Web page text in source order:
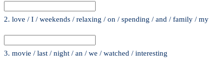
2. love / I / weekends / relaxing / on / spending / and / family / my
3. movie / last / night / an / we / watched / interesting